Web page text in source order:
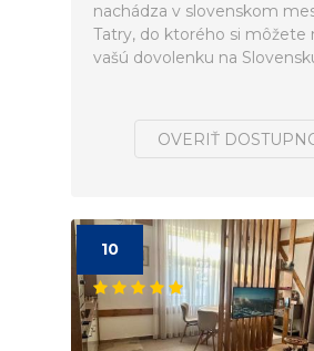
nachádza v slovenskom
Tatry, do ktorého si môžete
vašú dovolenku na
OVERIŤ
10